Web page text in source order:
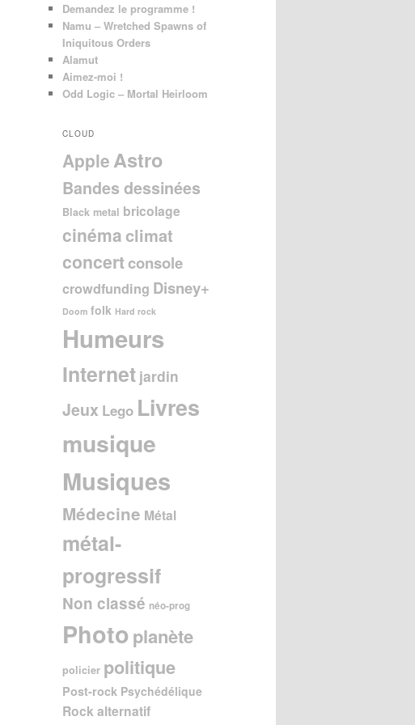
Demandez le programme !
Namu – Wretched Spawns of
Iniquitous Orders
Alamut
Aimez-moi !
Odd Logic – Mortal Heirloom
CLOUD
Apple Astro
Bandes dessinées
Black metal bricolage
cinéma climat
concertconsole
crowdfunding Disney+
Doom folk Hard rock
Humeurs
Internet jardin
Jeux Lego Livres
musique
Musiques
Médecine Métal
métal-
progressif
Non classé néo-prog
Photo planète
policier politique
Post-rock Psychédélique
Rock alternatif